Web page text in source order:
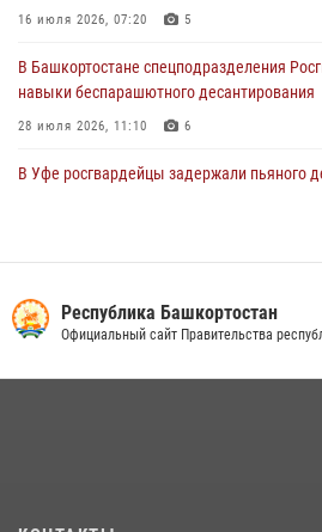
16 июля 2026, 07:20 5
В Башкортостане спецподразделения
навыки беспарашютного десантирования
28 июля 2026, 11:10 6
В Уфе росгвардейцы задержали пьяного
встреча с помощником командующего
работе с верующими
Республика Башкортостан
Официальный сайт Правительства